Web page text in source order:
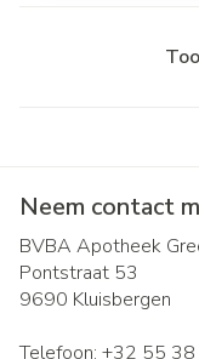
Neem contact
BVBA Apotheek
Pontstraat 53
9690 Kluisbergen
Telefoon: +32 55